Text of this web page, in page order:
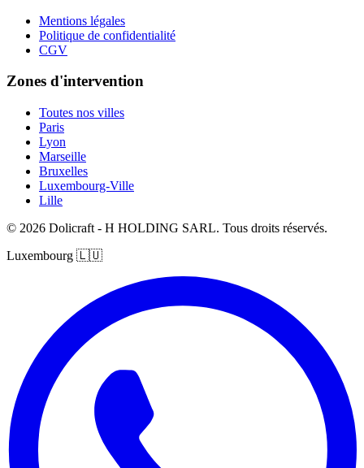
Mentions légales
Politique de confidentialité
CGV
Zones d'intervention
Toutes nos villes
Paris
Lyon
Marseille
Bruxelles
Luxembourg-Ville
Lille
© 2026 Dolicraft - H HOLDING SARL. Tous droits réservés.
Luxembourg 🇱🇺